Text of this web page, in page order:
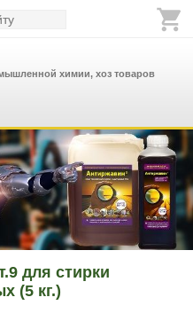
химии, хоз товаров
для стирки
(5 кг.)